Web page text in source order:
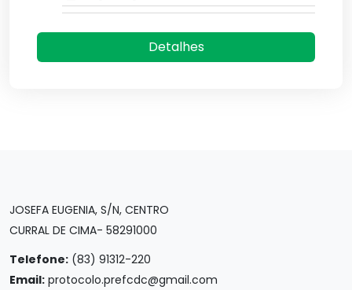
Detalhes
JOSEFA EUGENIA, S/N, CENTRO
CURRAL DE CIMA- 58291000
Telefone: (83) 91312-220
Email: protocolo.prefcdc@gmail.com